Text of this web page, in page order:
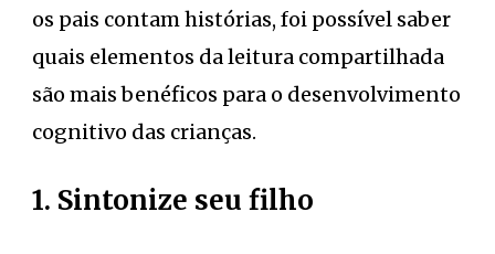
os pais contam histórias, foi possível saber
quais elementos da leitura compartilhada
são mais benéficos para o desenvolvimento
cognitivo das crianças.
1. Sintonize seu filho